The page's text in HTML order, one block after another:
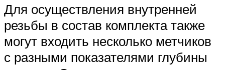
Для осуществления внутренней
резьбы в состав комплекта также
могут входить несколько метчиков
с разными показателями глубины